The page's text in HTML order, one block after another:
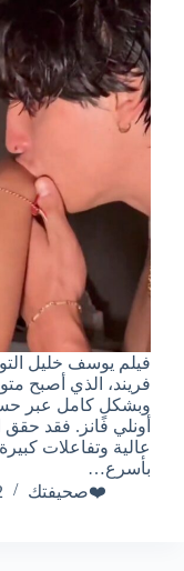
فيلم يوسف خليل
وبشكلٍ كامل عبر
أونلي فانز. فقد
عالية وتفاعلات
بأسرع…
❤️صحيفتك